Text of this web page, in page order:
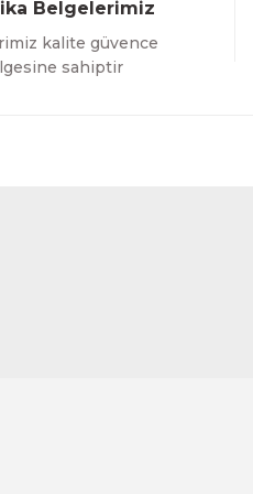
Belgelerimiz
kalite güvence
sahiptir